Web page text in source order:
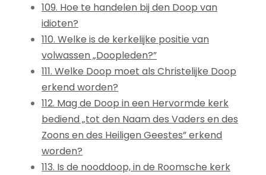
109. Hoe te handelen bij den Doop van
idioten?
110. Welke is de kerkelijke positie van
volwassen „Doopleden?”
111. Welke Doop moet als Christelijke Doop
erkend worden?
112. Mag de Doop in een Hervormde kerk
bediend „tot den Naam des Vaders en des
Zoons en des Heiligen Geestes” erkend
worden?
113. Is de nooddoop, in de Roomsche kerk